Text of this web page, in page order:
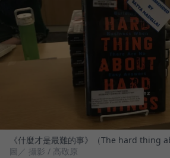
《什麼才是最難的事》（The hard thing
圖／ 攝影 / 高敬原